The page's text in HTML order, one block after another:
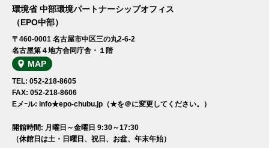
環境省 中部環境パートナーシップオフィス
（EPO中部）
〒460-0001 名古屋市中区三の丸2-6-2
名古屋第４地方合同庁舎・１階
MAP
TEL: 052-218-8605
FAX: 052-218-8606
Eメｰル: info★epo-chubu.jp（★を＠に変更してください。）
開館時間: 月曜日～金曜日 9:30～17:30
（休館日は土・日曜日、祝日、お盆、年末年始）